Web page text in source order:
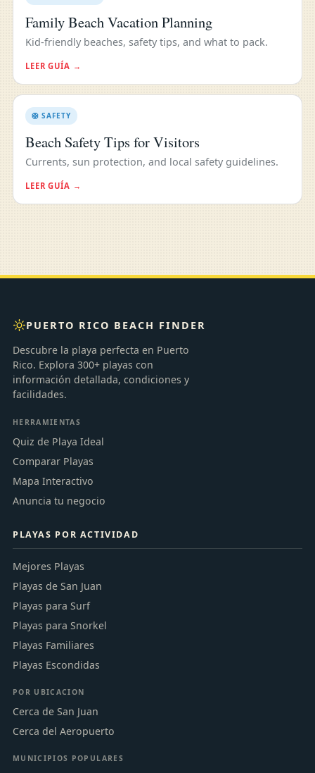
Family Beach Vacation Planning
Kid-friendly beaches, safety tips, and what to pack.
LEER GUÍA →
🛟 SAFETY
Beach Safety Tips for Visitors
Currents, sun protection, and local safety guidelines.
LEER GUÍA →
PUERTO RICO BEACH FINDER
Descubre la playa perfecta en Puerto
Rico. Explora 300+ playas con
información detallada, condiciones y
facilidades.
HERRAMIENTAS
Quiz de Playa Ideal
Comparar Playas
Mapa Interactivo
Anuncia tu negocio
PLAYAS POR ACTIVIDAD
Mejores Playas
Playas de San Juan
Playas para Surf
Playas para Snorkel
Playas Familiares
Playas Escondidas
POR UBICACION
Cerca de San Juan
Cerca del Aeropuerto
MUNICIPIOS POPULARES